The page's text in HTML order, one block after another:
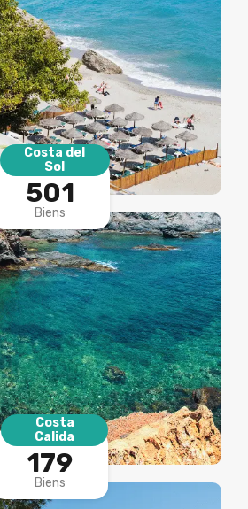
Costa del
Sol
501
Biens
Costa
Calida
179
Biens